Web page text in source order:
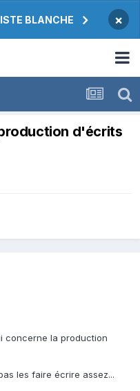
BLANCHE ×
d'écrits
concerne la production
les faire écrire assez...